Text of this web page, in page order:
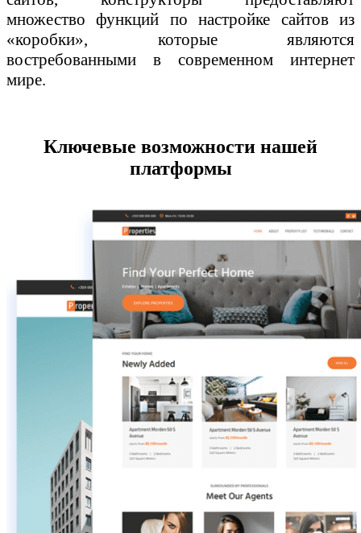
множество функций по настройке сайтов из
«коробки», которые являются
востребованными в современном интернет
мире.
Ключевые возможности нашей
платформы